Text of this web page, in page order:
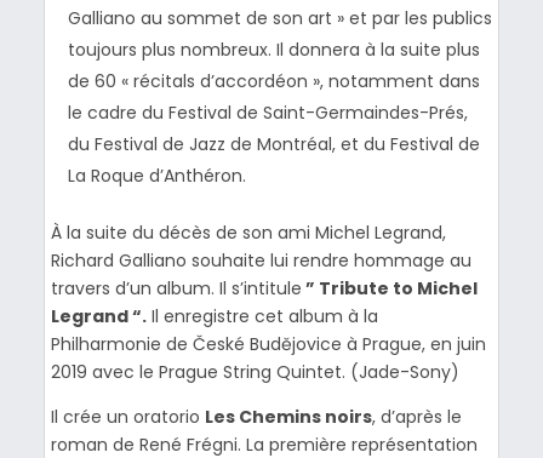
Galliano au sommet de son art » et par les publics
toujours plus nombreux. Il donnera à la suite plus
de 60 « récitals d’accordéon », notamment dans
le cadre du Festival de Saint-Germaindes-Prés,
du Festival de Jazz de Montréal, et du Festival de
La Roque d’Anthéron.
À la suite du décès de son ami Michel Legrand,
Richard Galliano souhaite lui rendre hommage au
travers d’un album. Il s’intitule ” Tribute to Michel
Legrand “.Il enregistre cet album à la
Philharmonie de České Budějovice à Prague, en juin
2019 avec le Prague String Quintet. (Jade-Sony)
Il crée un oratorio Les Chemins noirs, d’après le
roman de René Frégni. La première représentation